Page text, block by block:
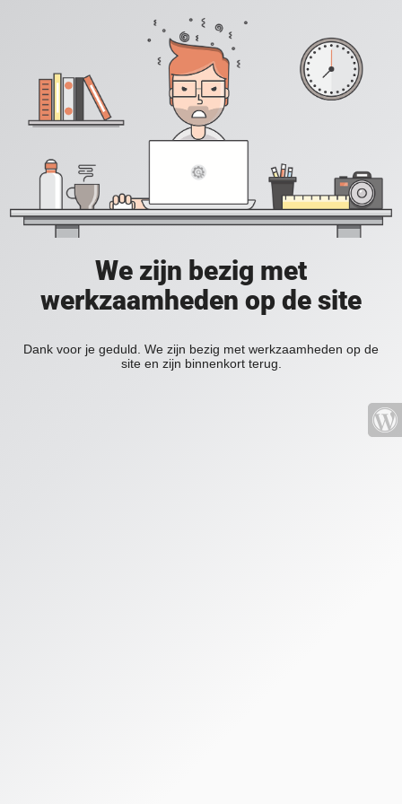
We zijn bezig met
werkzaamheden op de site
Dank voor je geduld. We zijn bezig met werkzaamheden op de
site en zijn binnenkort terug.